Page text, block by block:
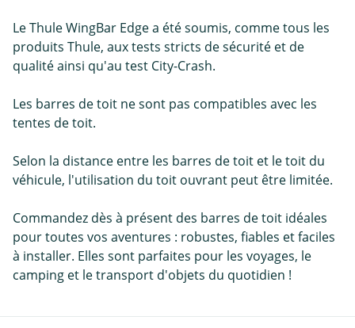
Le Thule WingBar Edge a été soumis, comme tous les
produits Thule, aux tests stricts de sécurité et de
qualité ainsi qu'au test City-Crash.
Les barres de toit ne sont pas compatibles avec les
tentes de toit.
Selon la distance entre les barres de toit et le toit du
véhicule, l'utilisation du toit ouvrant peut être limitée.
Commandez dès à présent des barres de toit idéales
pour toutes vos aventures : robustes, fiables et faciles
à installer. Elles sont parfaites pour les voyages, le
camping et le transport d'objets du quotidien !